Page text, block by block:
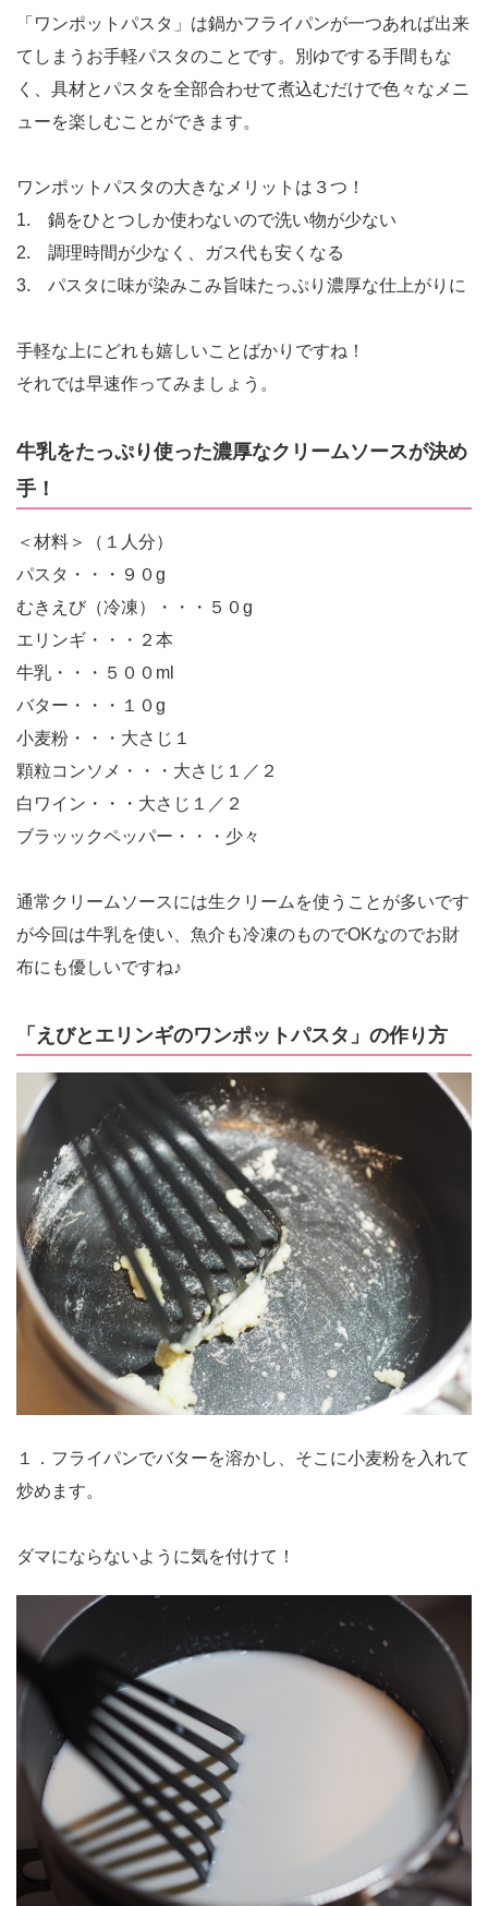
「ワンポットパスタ」は鍋かフライパンが一つあれば出来
てしまうお手軽パスタのことです。別ゆでする手間もな
く、具材とパスタを全部合わせて煮込むだけで色々なメニ
ューを楽しむことができます。
ワンポットパスタの大きなメリットは３つ！
1. 鍋をひとつしか使わないので洗い物が少ない
2. 調理時間が少なく、ガス代も安くなる
3. パスタに味が染みこみ旨味たっぷり濃厚な仕上がりに
手軽な上にどれも嬉しいことばかりですね！
それでは早速作ってみましょう。
牛乳をたっぷり使った濃厚なクリームソースが決め
手！
＜材料＞（１人分）
パスタ・・・９０g
むきえび（冷凍）・・・５０g
エリンギ・・・２本
牛乳・・・５００ml
バター・・・１０g
小麦粉・・・大さじ１
顆粒コンソメ・・・大さじ１／２
白ワイン・・・大さじ１／２
ブラッックペッパー・・・少々
通常クリームソースには生クリームを使うことが多いです
が今回は牛乳を使い、魚介も冷凍のものでOKなのでお財
布にも優しいですね♪
「えびとエリンギのワンポットパスタ」の作り方
１．フライパンでバターを溶かし、そこに小麦粉を入れて
炒めます。
ダマにならないように気を付けて！